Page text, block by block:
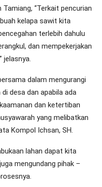
“Terkait pencurian
kelapa sawit kita
terlebih dahulu
dan mempekerjakan
jelasnya.
dalam mengurangi
desa dan apabila ada
dan ketertiban
yang melibatkan
Kompol Ichsan, SH.
lahan dapat kita
mengundang pihak –